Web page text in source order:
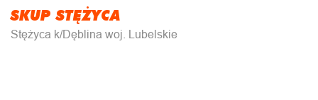
SKUP STĘŻYCA
Stężyca k/Dęblina woj. Lubelskie